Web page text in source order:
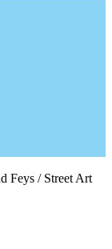
Feys / Street Art